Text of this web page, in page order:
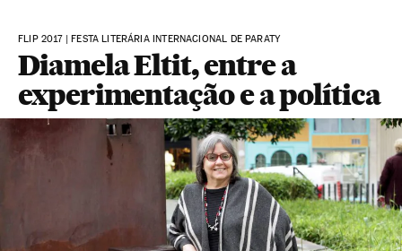
FLIP 2017 | FESTA LITERÁRIA INTERNACIONAL DE PARATY
Diamela Eltit, entre a
experimentação e a política